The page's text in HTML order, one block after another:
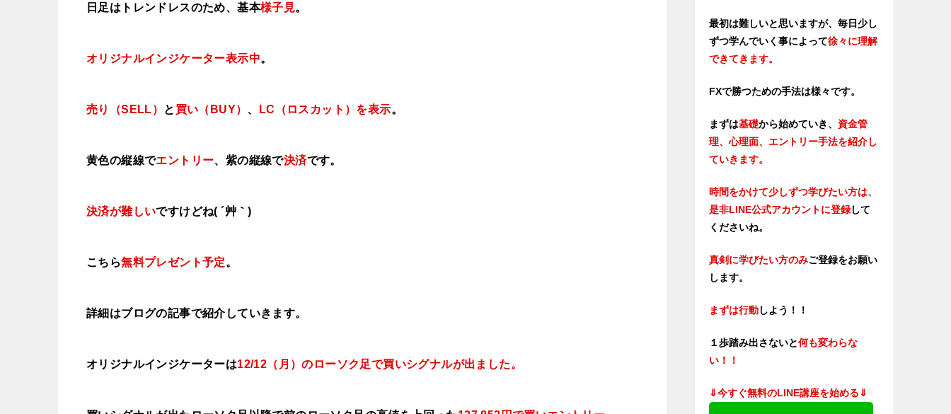
日足はトレンドレスのため、基本様子見。
オリジナルインジケーター表示中。
売り（SELL） と 買い（BUY） 、 LC（ロスカット）を表示。
黄色の縦線でエントリー、紫の縦線で決済です。
決済が難しいですけどね( ´艸｀)
こちら無料プレゼント予定。
詳細はブログの記事で紹介していきます。
オリジナルインジケーターは12/12（月）のローソク足で買いシグナルが出ました。
最初は難しいと思いますが、毎日少し
ずつ学んでいく事によって徐々に理解
できてきます。
FXで勝つための手法は様々です。
まずは基礎から始めていき、 資金管
理、心理面、エントリー手法を紹介し
ていきます。
時間をかけて少しずつ学びたい方は、
是非LINE公式アカウントに登録して
くださいね。
真剣に学びたい方のみご登録をお願い
します。
まずは行動しよう！！
１歩踏み出さないと何も変わらな
い！！
⇓今すぐ無料のLINE講座を始める⇓